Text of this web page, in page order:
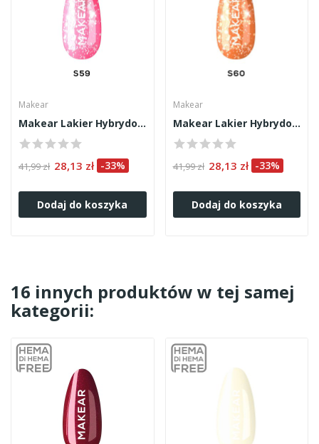
Makear
Makear Lakier Hybrydowy S59 8ml
41,99 zł 28,13 zł -33%
Dodaj do koszyka
Makear
Makear Lakier Hybrydowy S60 8ml
41,99 zł 28,13 zł -33%
Dodaj do koszyka
16 innych produktów w tej samej
kategorii: